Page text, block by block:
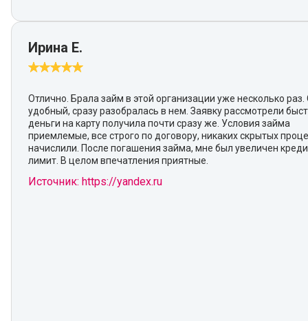
Ирина Е.
Отлично. Брала займ в этой организации уже несколько раз.
удобный, сразу разобралась в нем. Заявку рассмотрели
деньги на карту получила почти сразу же. Условия займа
приемлемые, все строго по договору, никаких скрытых
начислили. После погашения займа, мне был увеличен
лимит. В целом впечатления приятные.
Источник: https://yandex.ru